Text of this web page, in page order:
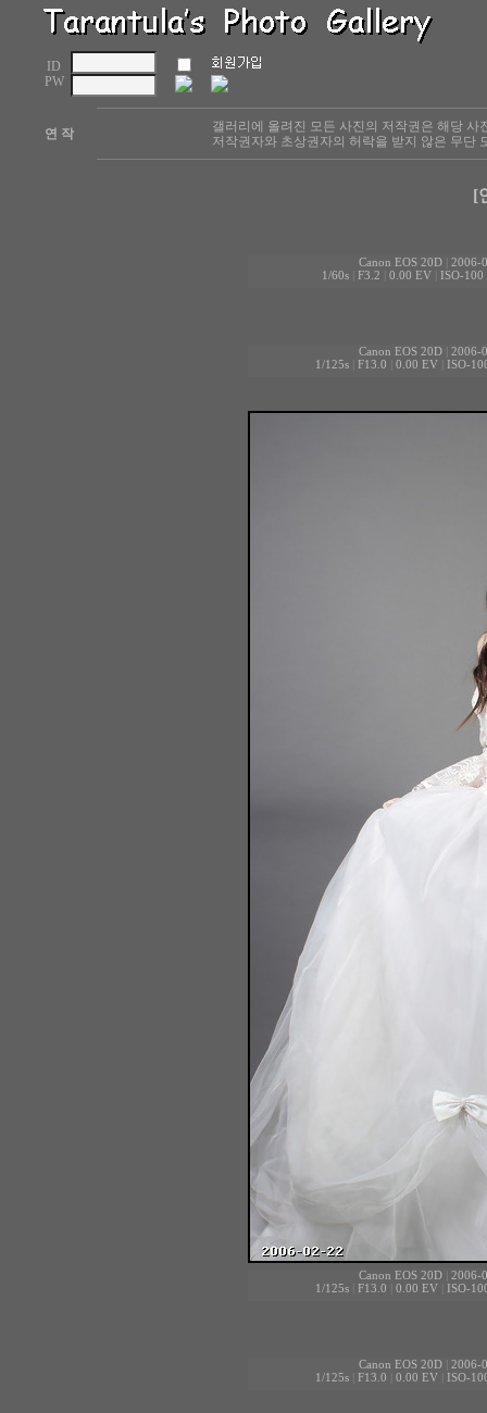
ID
PW
연 작
갤러리에 올려진 모든 사진의 저작권은 해당
저작권자와 초상권자의 허락을 받지 않은 무단
[
Canon EOS 20D| 2006-
1/60s| F3.2 0.00 EV| ISO-100
Canon EOS 20D| 2006-
1/125s| F13.0 0.00 EV| ISO-
Canon EOS 20D| 2006-
1/125s| F13.0 0.00 EV| ISO-
Canon EOS 20D| 2006-
1/125s| F13.0 0.00 EV| ISO-